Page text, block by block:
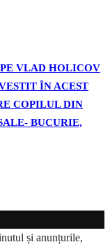
VLAD HOLICOV
ÎN ACEST
COPILUL DIN
BUCURIE,
și anunțurile,